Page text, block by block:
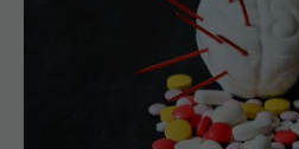
Pastila care reduce riscul
cerebral fără să provoace